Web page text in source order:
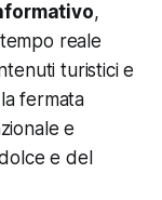
,
reale
turistici e
fermata
e
e del